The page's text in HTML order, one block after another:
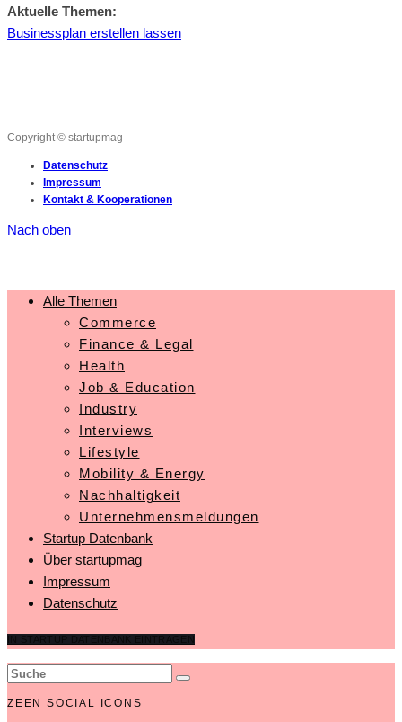
Aktuelle Themen:
Businessplan erstellen lassen
Copyright © startupmag
Datenschutz
Impressum
Kontakt & Kooperationen
Nach oben
Alle Themen
Commerce
Finance & Legal
Health
Job & Education
Industry
Interviews
Lifestyle
Mobility & Energy
Nachhaltigkeit
Unternehmensmeldungen
Startup Datenbank
Über startupmag
Impressum
Datenschutz
ZEEN SOCIAL ICONS